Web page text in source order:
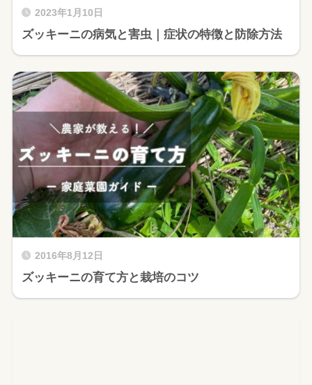
2023年1月10日
ズッキーニの病気と害虫｜症状の特徴と防除方法
2016年8月12日
ズッキーニの育て方と栽培のコツ